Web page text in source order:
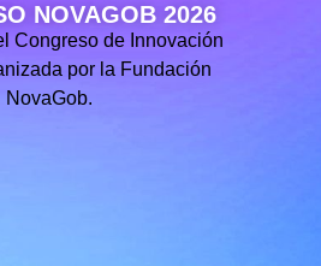
NOVAGOB 2026
Congreso de Innovación
por la Fundación
NovaGob.